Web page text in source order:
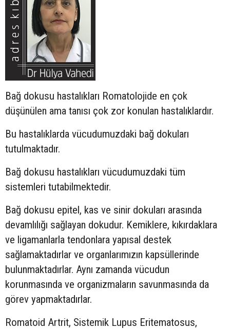
Bağ dokusu hastalıkları Romatolojide en çok
düşünülen ama tanısı çok zor konulan hastalıklardır.
Bu hastalıklarda vücudumuzdaki bağ dokuları
tutulmaktadır.
Bağ dokusu hastalıkları vücudumuzdaki tüm
sistemleri tutabilmektedir.
Bağ dokusu epitel, kas ve sinir dokuları arasında
devamlılığı sağlayan dokudur. Kemiklere, kıkırdaklara
ve ligamanlarla tendonlara yapısal destek
sağlamaktadırlar ve organlarımızın kapsüllerinde
bulunmaktadırlar. Aynı zamanda vücudun
korunmasında ve organizmaların savunmasında da
görev yapmaktadırlar.
Romatoid Artrit, Sistemik Lupus Eritematosus,